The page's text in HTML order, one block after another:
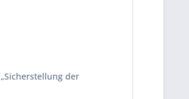
der